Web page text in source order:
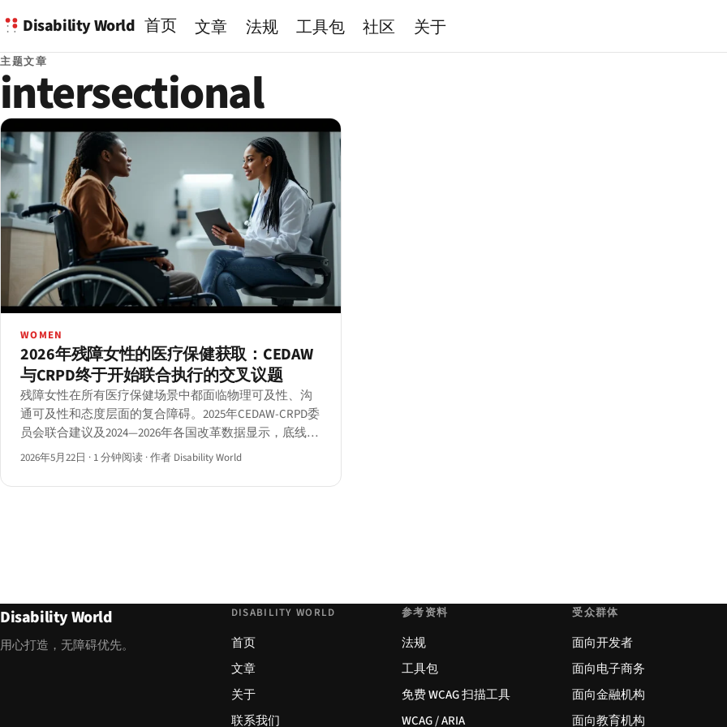
Disability World 首页 文章 法规 工具包 社区 关于
主题文章
intersectional
WOMEN
2026年残障女性的医疗保健获取：CEDAW
与CRPD终于开始联合执行的交叉议题
残障女性在所有医疗保健场景中都面临物理可及性、沟
通可及性和态度层面的复合障碍。2025年CEDAW-CRPD委
员会联合建议及2024—2026年各国改革数据显示，底线正
在逐步提升。
2026年5月22日 · 1 分钟阅读 ·作者 Disability World
Disability World
用心打造，无障碍优先。
DISABILITY WORLD
首页
文章
关于
联系我们
参考资料
法规
工具包
免费 WCAG 扫描工具
WCAG / ARIA
受众群体
面向开发者
面向电子商务
面向金融机构
面向教育机构